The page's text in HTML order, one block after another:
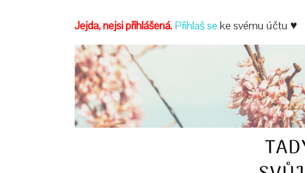
Jejda,nejsi přihlášená. Přihlaš se ke svému účtu ♥